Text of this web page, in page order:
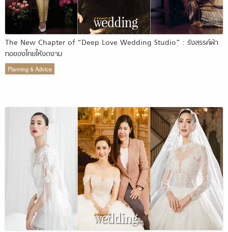
The New Chapter of “Deep Love Wedding Studio” : รังสรรค์ผ้า
ทอของไทยให้งดงาม
Planning & Advice